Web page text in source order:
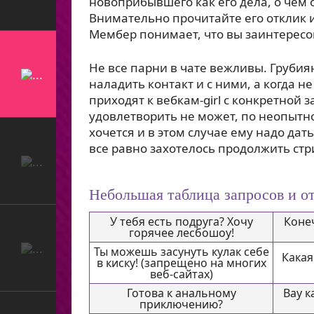
Внимательно прочитайте его отклик
Мембер понимает, что вы
Не все парни в чате вежливы.
наладить контакт и с ними, а когда
приходят к вебкам-girl с конкретной
удовлетворить не может, по
хочется и в этом случае ему надо
все равно захотелось продолжить
Небольшая таблица запросов и
У тебя есть подруга? Хочу
горячее лесбошоу!
Ты можешь засунуть кулак себе
в киску! (запрещено на многих
веб-сайтах)
Готова к анальному
приключению?
Вау